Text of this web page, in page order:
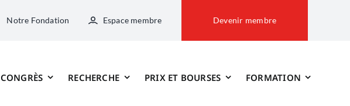
Notre Fondation Espace membre Devenir membre
CONGRÈS RECHERCHE PRIX ET BOURSES FORMATION